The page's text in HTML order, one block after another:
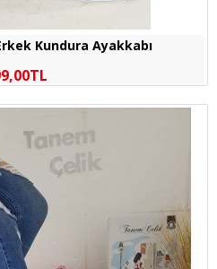
Kundura Ayakkabı